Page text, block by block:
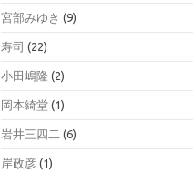
宮部みゆき (9)
寿司 (22)
小田嶋隆 (2)
岡本綺堂 (1)
岩井三四二 (6)
岸政彦 (1)